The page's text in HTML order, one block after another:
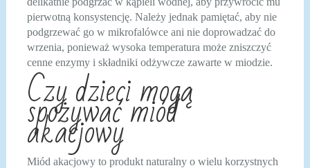
pierwotną konsystencję. Należy jednak pamiętać, aby nie
podgrzewać go w mikrofalówce ani nie doprowadzać do
wrzenia, ponieważ wysoka temperatura może zniszczyć
cenne enzymy i składniki odżywcze zawarte w miodzie.
Czy dzieci mogą
spożywać miód
akacjowy
Miód akacjowy to produkt naturalny o wielu korzystnych